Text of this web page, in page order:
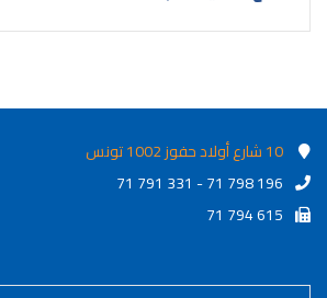
10 شارع أولاد حفوز 1002 تونس
71 791 331 - 71 798 196
71 794 615